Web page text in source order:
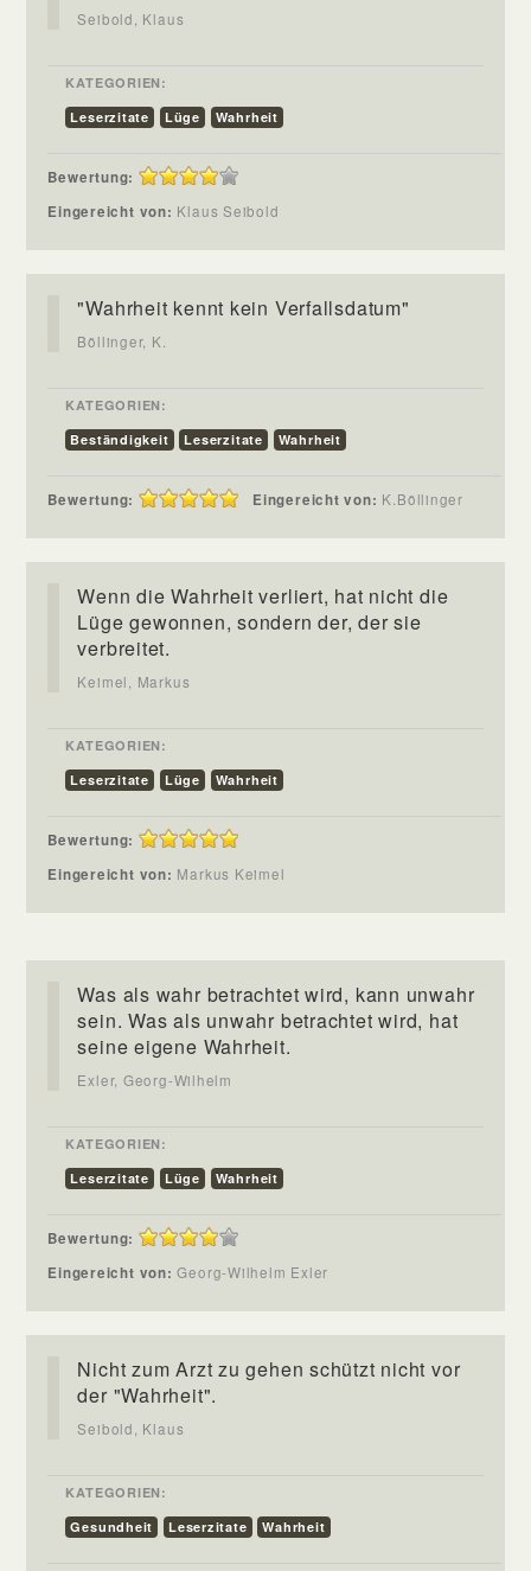
Seibold, Klaus
KATEGORIEN:
Leserzitate
Lüge Wahrheit
Bewertung:
Eingereicht von: Klaus Seibold
"Wahrheit kennt kein Verfallsdatum"
Böllinger, K.
KATEGORIEN:
Beständigkeit
Leserzitate Wahrheit
Bewertung: Eingereicht von: K.Böllinger
Wenn die Wahrheit verliert, hat nicht die
Lüge gewonnen, sondern der, der sie
verbreitet.
Keimel, Markus
KATEGORIEN:
Leserzitate
Lüge Wahrheit
Bewertung:
Eingereicht von: Markus Keimel
Was als wahr betrachtet wird, kann unwahr
sein. Was als unwahr betrachtet wird, hat
seine eigene Wahrheit.
Exler, Georg-Wilhelm
KATEGORIEN:
Leserzitate
Lüge Wahrheit
Bewertung:
Eingereicht von:Georg-Wilhelm Exler
Nicht zum Arzt zu gehen schützt nicht vor
der "Wahrheit".
Seibold, Klaus
KATEGORIEN:
Gesundheit
Leserzitate Wahrheit